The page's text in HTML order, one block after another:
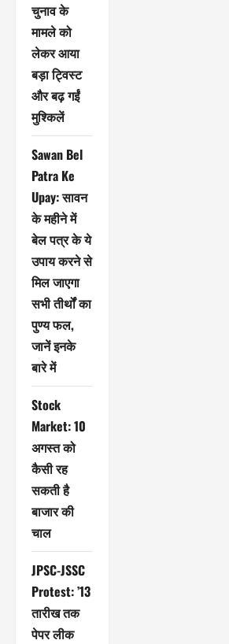
चुनाव के
मामले को
लेकर आया
बड़ा ट्विस्ट
और बढ़ गईं
मुश्किलें
Sawan Bel
Patra Ke
Upay: सावन
के महीने में
बेल पत्र के ये
उपाय करने से
मिल जाएगा
सभी तीर्थों का
पुण्य फल,
जानें इनके
बारे में
Stock
Market: 10
अगस्त को
कैसी रह
सकती है
बाजार की
चाल
JPSC-JSSC
Protest: ’13
तारीख तक
पेपर लीक